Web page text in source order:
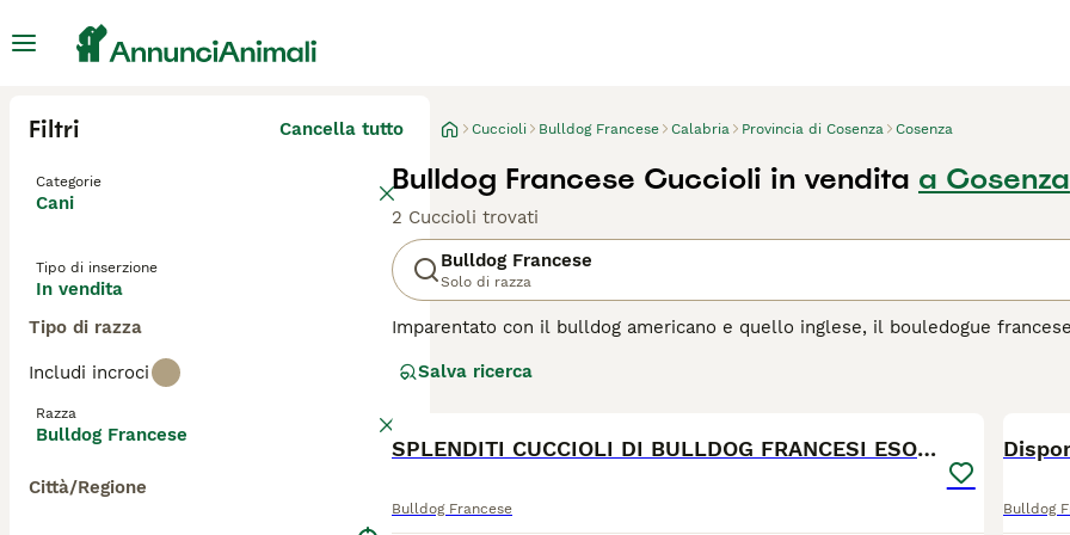
Filtri Cancella tutto
Categorie
Cani
Tipo di inserzione
In vendita
Tipo di razza
Includi incroci
Razza
Bulldog Francese
Città/Regione
Cuccioli Bulldog Francese Calabria Provincia di Cosenza Cosenza
Bulldog Francese Cuccioli in vendita a Cosenza
2 Cuccioli trovati
Bulldog Francese
Solo di razza
Imparentato con il bulldog americano e quello inglese, il bouledogue
in altre parti del mondo. I bouledogue francesi ricercano un sacco di
meraviglie, se educati attentamente.
per informazioni
Salva ricerca
SPLENDITI CUCCIOLI DI BULLDOG FRANCESI ESOTICI
Bulldog Francese Bulldog